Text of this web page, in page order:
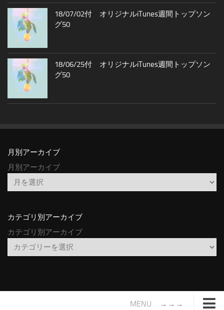
18/07/02付 オリジナルiTunes週間トップソン
グ50
18/06/25付 オリジナルiTunes週間トップソン
グ50
月別アーカイブ
月別アーカイブ
カテゴリ別アーカイブ
カテゴリ別アーカイブ
MENU →→→